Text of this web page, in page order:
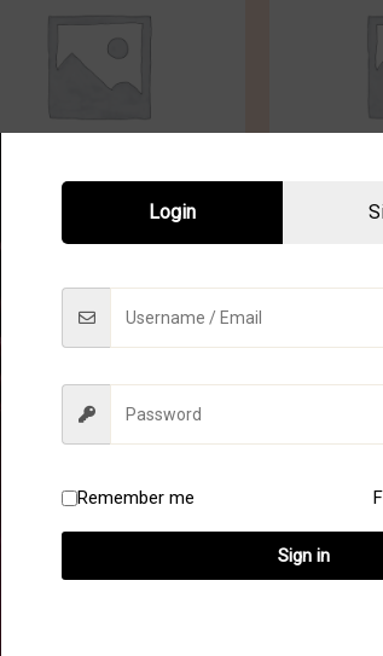
Tiktok live boxen
€28.00
Login
Remember me
Sign in